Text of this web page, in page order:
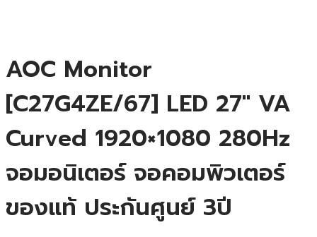
AOC Monitor
[C27G4ZE/67] LED 27″ VA
Curved 1920×1080 280Hz
จอมอนิเตอร์ จอคอมพิวเตอร์
ของแท้ ประกันศูนย์ 3ปี